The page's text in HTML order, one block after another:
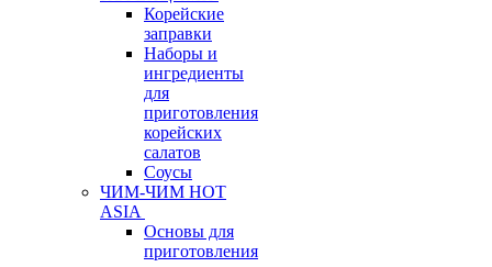
Корейские
заправки
Наборы и
ингредиенты
для
приготовления
корейских
салатов
Соусы
ЧИМ-ЧИМ HOT
ASIA
Основы для
приготовления